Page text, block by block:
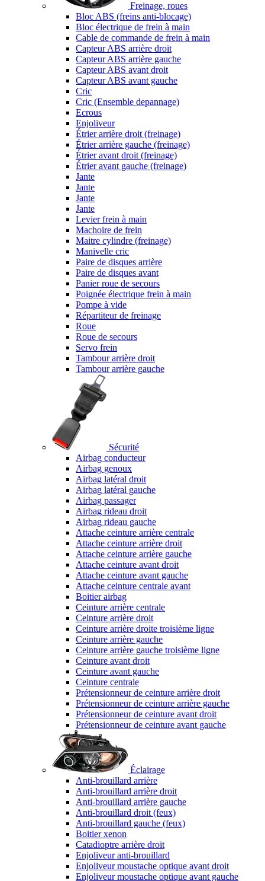
Freinage, roues
Bloc ABS (freins anti-blocage)
Bloc électrique de frein à main
Cable de commande de frein à main
Capteur ABS arrière droit
Capteur ABS arrière gauche
Capteur ABS avant droit
Capteur ABS avant gauche
Cric
Cric (Ensemble depannage)
Ecrous
Enjoliveur
Étrier arrière droit (freinage)
Étrier arrière gauche (freinage)
Étrier avant droit (freinage)
Étrier avant gauche (freinage)
Jante
Jante
Jante
Jante
Levier frein à main
Machoire de frein
Maitre cylindre (freinage)
Manivelle cric
Paire de disques arrière
Paire de disques avant
Panier roue de secours
Poignée électrique frein à main
Pompe à vide
Répartiteur de freinage
Roue
Roue de secours
Servo frein
Tambour arrière droit
Tambour arrière gauche
Sécurité
Airbag conducteur
Airbag genoux
Airbag latéral droit
Airbag latéral gauche
Airbag passager
Airbag rideau droit
Airbag rideau gauche
Attache ceinture arrière centrale
Attache ceinture arrière droit
Attache ceinture arrière gauche
Attache ceinture avant droit
Attache ceinture avant gauche
Attache ceinture centrale avant
Boitier airbag
Ceinture arrière centrale
Ceinture arrière droit
Ceinture arrière droite troisième ligne
Ceinture arrière gauche
Ceinture arrière gauche troisième ligne
Ceinture avant droit
Ceinture avant gauche
Ceinture centrale
Prétensionneur de ceinture arrière droit
Prétensionneur de ceinture arrière gauche
Prétensionneur de ceinture avant droit
Prétensionneur de ceinture avant gauche
Éclairage
Anti-brouillard arrière
Anti-brouillard arrière droit
Anti-brouillard arrière gauche
Anti-brouillard droit (feux)
Anti-brouillard gauche (feux)
Boitier xenon
Catadioptre arrière droit
Enjoliveur anti-brouillard
Enjoliveur moustache optique avant droit
Enjoliveur moustache optique avant gauche